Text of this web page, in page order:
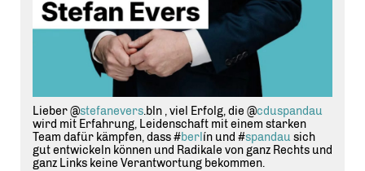
Lieber @stefanevers.bln , viel Erfolg, die @cduspandau
wird mit Erfahrung, Leidenschaft mit einem starken
Team dafür kämpfen, dass #berl ín und #spandau sich
gut entwickeln können und Radikale von ganz Rechts und
ganz Links keine Verantwortung bekommen.